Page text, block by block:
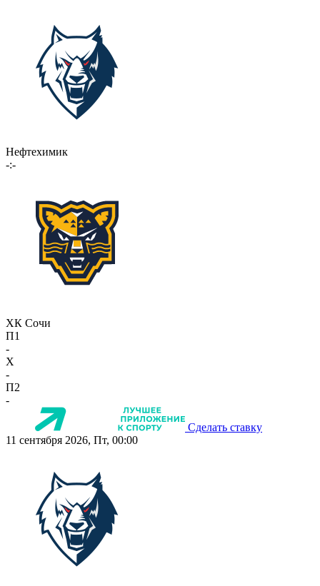
Нефтехимик
-:-
ХК Сочи
П1
-
X
-
П2
-
Сделать ставку
11 сентября 2026, Пт, 00:00